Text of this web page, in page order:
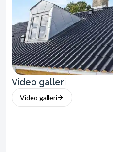
Video galleri
Video galleri